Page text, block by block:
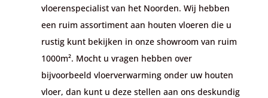
vloerenspecialist van het Noorden. Wij hebben
een ruim assortiment aan houten vloeren die u
rustig kunt bekijken in onze showroom van ruim
1000m². Mocht u vragen hebben over
bijvoorbeeld vloerverwarming onder uw houten
vloer, dan kunt u deze stellen aan ons deskundig